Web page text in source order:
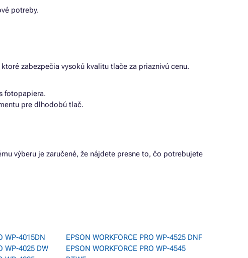
potreby.
zabezpečia vysokú kvalitu tlače za priaznivú cenu.
fotopapiera.
pre dlhodobú tlač.
výberu je zaručené, že nájdete presne to, čo potrebujete
WP-4015DN
WP-4025 DW
EPSON WORKFORCE PRO WP-4525 DNF
EPSON WORKFORCE PRO WP-4545